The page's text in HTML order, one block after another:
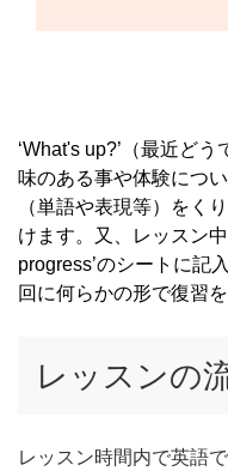
‘What's up?’（最近ど
味のある事や体験につ
（単語や表現等）をく
けます。又、レッスン
progress’のシートに記
回に何らかの形で復習を
レッスンの
レッスン時間内で英語